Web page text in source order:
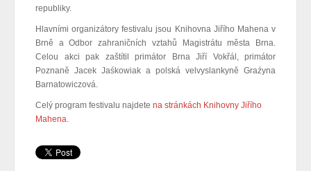
republiky.
Hlavními organizátory festivalu jsou Knihovna Jiřího Mahena v
Brně a Odbor zahraničních vztahů Magistrátu města Brna.
Celou akci pak zaštítil primátor Brna Jiří Vokřál, primátor
Poznaně Jacek Jaśkowiak a polská velvyslankyně Graźyna
Barnatowiczová.
Celý program festivalu najdete na stránkách Knihovny Jiřího
Mahena.